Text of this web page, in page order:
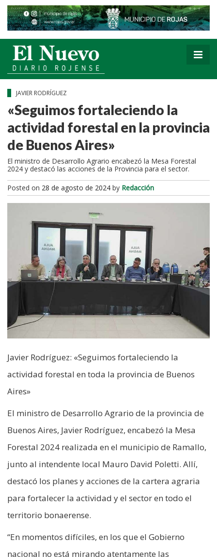
JAVIER RODRÍGUEZ
«Seguimos fortaleciendo la
actividad forestal en la provincia
de Buenos Aires»
El ministro de Desarrollo Agrario encabezó la Mesa Forestal
2024 y destacó las acciones de la Provincia para el sector.
Posted on 28 de agosto de 2024 by Redacción
Javier Rodríguez: «Seguimos fortaleciendo la
actividad forestal en toda la provincia de Buenos
Aires»
El ministro de Desarrollo Agrario de la provincia de
Buenos Aires, Javier Rodríguez, encabezó la Mesa
Forestal 2024 realizada en el municipio de Ramallo,
junto al intendente local Mauro David Poletti. Allí,
destacó los planes y acciones de la cartera agraria
para fortalecer la actividad y el sector en todo el
territorio bonaerense.
“En momentos difíciles, en los que el Gobierno
nacional no está mirando atentamente las